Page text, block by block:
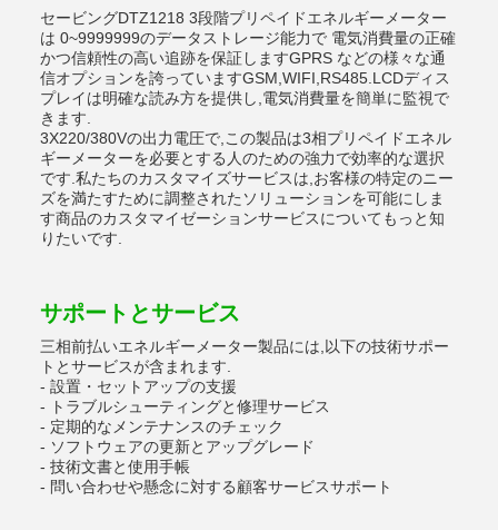
セービングDTZ1218 3段階プリペイドエネルギーメーター
は 0~9999999のデータストレージ能力で 電気消費量の正確
かつ信頼性の高い追跡を保証しますGPRS などの様々な通
信オプションを誇っていますGSM,WIFI,RS485.LCDディス
プレイは明確な読み方を提供し,電気消費量を簡単に監視で
きます.
3X220/380Vの出力電圧で,この製品は3相プリペイドエネル
ギーメーターを必要とする人のための強力で効率的な選択
です.私たちのカスタマイズサービスは,お客様の特定のニー
ズを満たすために調整されたソリューションを可能にしま
す商品のカスタマイゼーションサービスについてもっと知
りたいです.
サポートとサービス
三相前払いエネルギーメーター製品には,以下の技術サポー
トとサービスが含まれます.
- 設置・セットアップの支援
- トラブルシューティングと修理サービス
- 定期的なメンテナンスのチェック
- ソフトウェアの更新とアップグレード
- 技術文書と使用手帳
- 問い合わせや懸念に対する顧客サービスサポート